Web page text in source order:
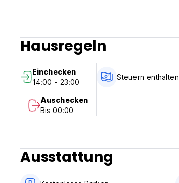
Hausregeln
Einchecken
14:00 - 23:00
Auschecken
Bis 00:00
Steuern enthalten
Ausstattung